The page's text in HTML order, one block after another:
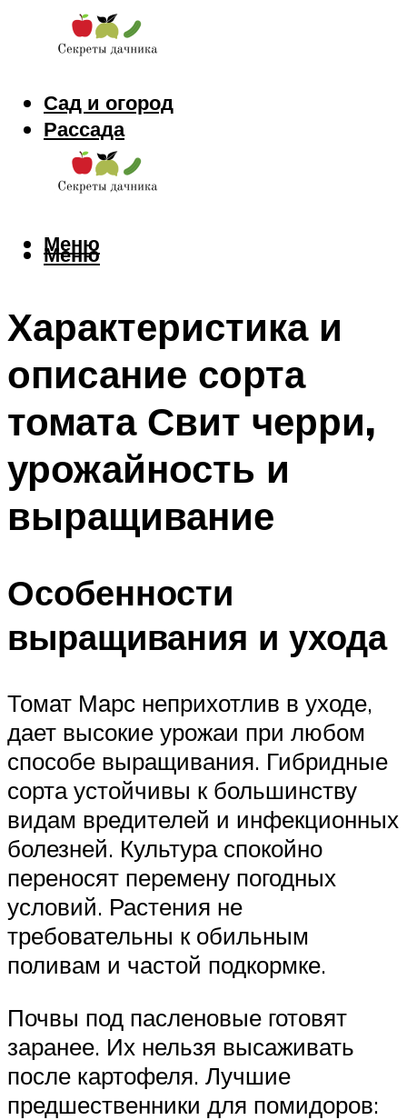
Сад и огород
Рассада
Цветы
Заготовки
Меню
Меню
Характеристика и
описание сорта
томата Свит черри,
урожайность и
выращивание
Особенности
выращивания и ухода
Томат Марс неприхотлив в уходе,
дает высокие урожаи при любом
способе выращивания. Гибридные
сорта устойчивы к большинству
видам вредителей и инфекционных
болезней. Культура спокойно
переносят перемену погодных
условий. Растения не
требовательны к обильным
поливам и частой подкормке.
Почвы под пасленовые готовят
заранее. Их нельзя высаживать
после картофеля. Лучшие
предшественники для помидоров: